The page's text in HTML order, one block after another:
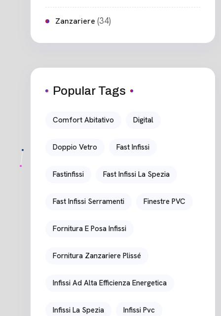
Zanzariere (34)
Popular Tags
Comfort Abitativo Digital
Doppio Vetro Fast Infissi
Fastinfissi Fast Infissi La Spezia
Fast Infissi Serramenti Finestre PVC
Fornitura E Posa Infissi
Fornitura Zanzariere Plissé
Infissi Ad Alta Efficienza Energetica
Infissi La Spezia Infissi Pvc